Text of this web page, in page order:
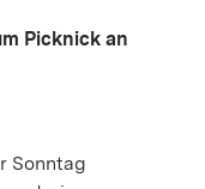
Picknick an
Sonntag